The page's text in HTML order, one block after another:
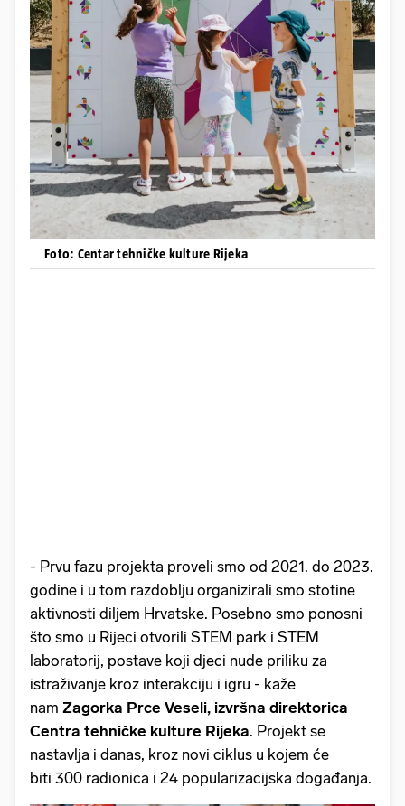
Foto: Centar tehničke kulture Rijeka
- Prvu fazu projekta proveli smo od 2021. do 2023.
godine i u tom razdoblju organizirali smo stotine
aktivnosti diljem Hrvatske. Posebno smo ponosni
što smo u Rijeci otvorili STEM park i STEM
laboratorij, postave koji djeci nude priliku za
istraživanje kroz interakciju i igru - kaže
nam Zagorka Prce Veseli, izvršna direktorica
Centra tehničke kulture Rijeka. Projekt se
nastavlja i danas, kroz novi ciklus u kojem će
biti 300 radionica i 24 popularizacijska događanja.